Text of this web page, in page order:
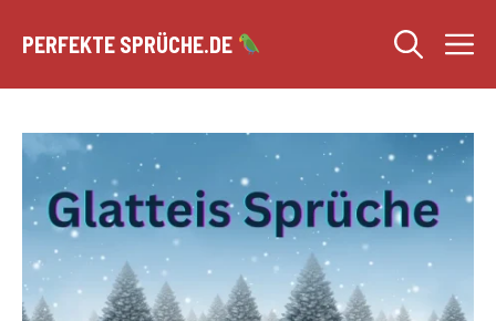
Inhalt
PERFEKTE SPRÜCHE.DE